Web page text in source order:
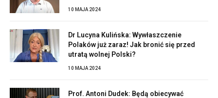
10 MAJA 2024
Dr Lucyna Kulińska: Wywłaszczenie
Polaków już zaraz! Jak bronić się przed
utratą wolnej Polski?
10 MAJA 2024
Prof. Antoni Dudek: Będą obiecywać